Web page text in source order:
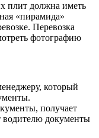
плит должна иметь
«пирамида»
Перевозка
фотографию
который
получает
водителю документы